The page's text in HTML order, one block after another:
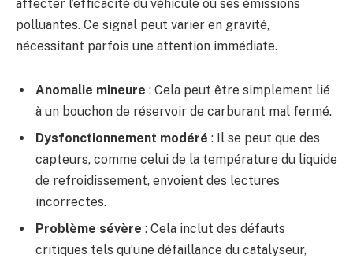
affecter l’efficacité du véhicule ou ses émissions
polluantes. Ce signal peut varier en gravité,
nécessitant parfois une attention immédiate.
Anomalie mineure : Cela peut être simplement lié
à un bouchon de réservoir de carburant mal fermé.
Dysfonctionnement modéré : Il se peut que des
capteurs, comme celui de la température du liquide
de refroidissement, envoient des lectures
incorrectes.
Problème sévère : Cela inclut des défauts
critiques tels qu’une défaillance du catalyseur,